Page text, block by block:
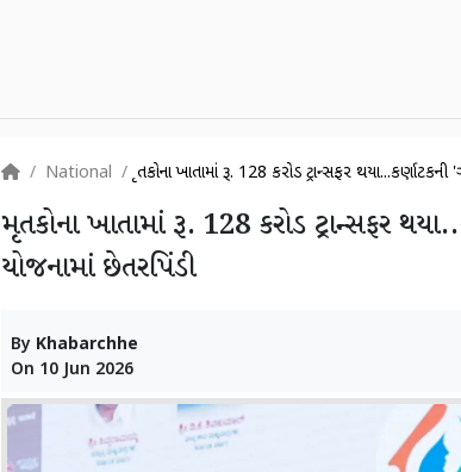
National મૃતકોના ખાતામાં રૂ. 128 કરોડ ટ્રાન્સફર
મૃતકોના ખાતામાં રૂ. 128 કરોડ ટ્રાન્સફર
યોજનામાં છેતરપિંડી
By Khabarchhe
On 10 Jun 2026